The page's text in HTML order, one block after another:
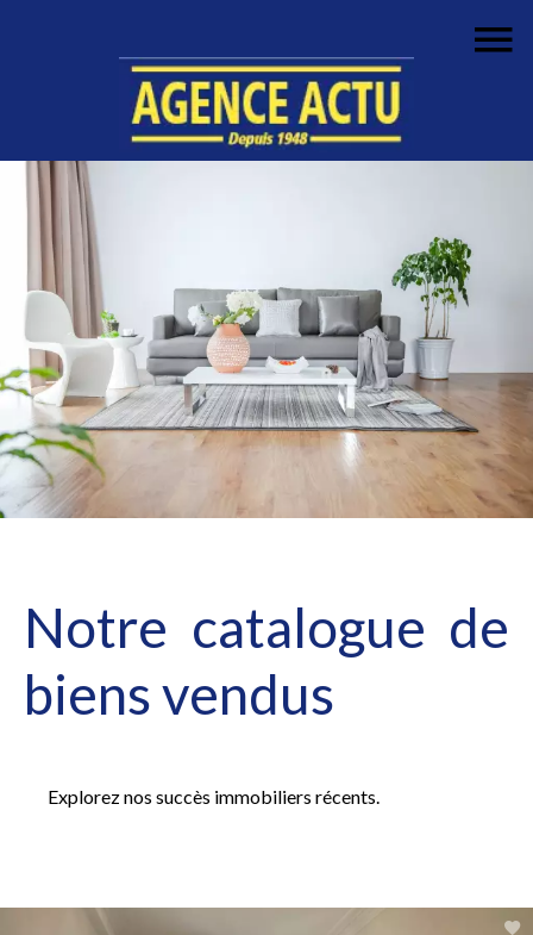
Notre catalogue de
biens vendus
Explorez nos succès immobiliers récents.